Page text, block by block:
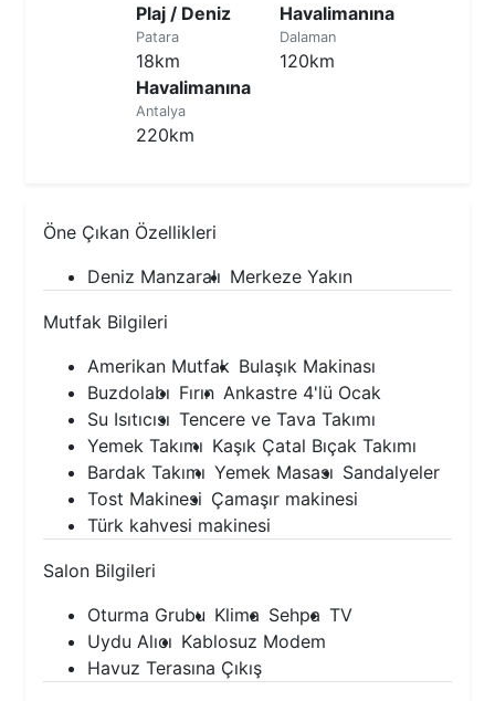
Plaj / Deniz
Patara
18km
Havalimanına
Dalaman
120km
Havalimanına
Antalya
220km
Öne Çıkan Özellikleri
Deniz Manzaralı Merkeze Yakın
Mutfak Bilgileri
Amerikan Mutfak Bulaşık Makinası
Buzdolabı Fırın Ankastre 4'lü Ocak
Su Isıtıcısı Tencere ve Tava Takımı
Yemek Takımı Kaşık Çatal Bıçak Takımı
Bardak Takımı Yemek Masası Sandalyeler
Tost Makinesi Çamaşır makinesi
Türk kahvesi makinesi
Salon Bilgileri
Oturma Grubu Klima Sehpa TV
Uydu Alıcı Kablosuz Modem
Havuz Terasına Çıkış